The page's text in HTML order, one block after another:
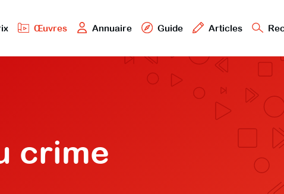
Œuvres Annuaire Guide Articles
crime